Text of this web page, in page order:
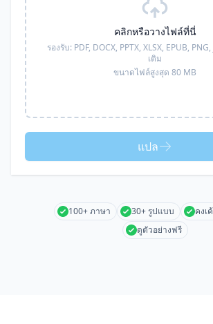
คลิกหรือวางไฟล์ที่นี่
รองรับ: PDF, DOCX, PPTX, XLSX, EPUB, PNG,
เติม
ขนาดไฟล์สูงสุด 80 MB
แปล
100+ ภาษา 30+ รูปแบบ
คงเ
ดูตัวอย่างฟรี